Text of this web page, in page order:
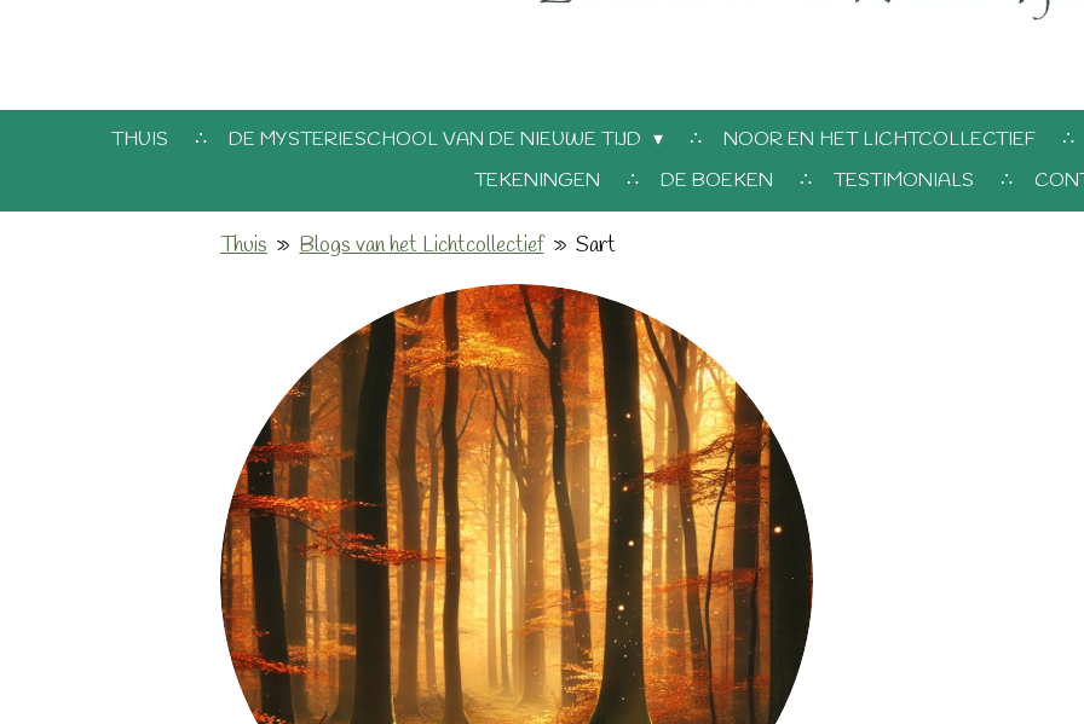
THUIS DE MYSTERIESCHOOL VAN DE NIEUWE TIJD NOOR EN HET LICHTCOLLECTIEF
TEKENINGEN
DE BOEKEN TESTIMONIALS
Thuis » Blogs van het Lichtcollectief » Sart